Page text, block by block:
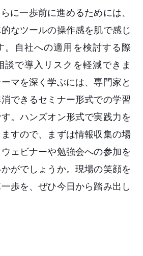
に一歩前に進めるためには、
なツールの操作感を肌で感じ
。自社への適用を検討する際
談で導入リスクを軽減できま
マを深く学ぶには、専門家と
できるセミナー形式での学習
。ハンズオン形式で実践力を
すので、まずは情報収集の場
ェビナーや勉強会への参加を
がでしょうか。現場の笑顔を
歩を、ぜひ今日から踏み出し